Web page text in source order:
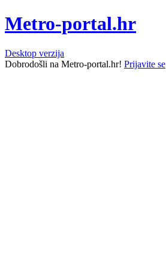
Metro-portal.hr
Desktop verzija
Dobrodošli na Metro-portal.hr! Prijavite se